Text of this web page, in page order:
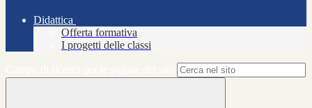
Didattica
Offerta formativa
I progetti delle classi